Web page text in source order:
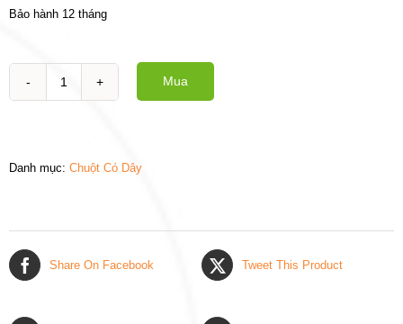
Bảo hành 12 tháng
Chuột
Mua
Danh mục: Chuột Có Dây
Share On Facebook Tweet This Product